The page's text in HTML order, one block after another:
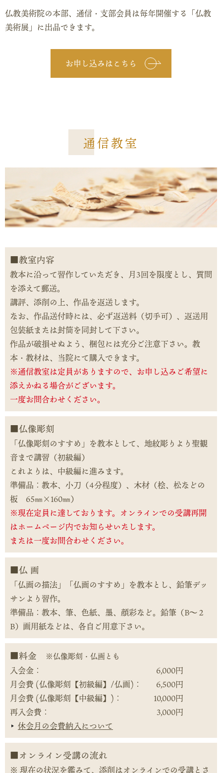
仏教美術院の本部、通信・支部会員は毎年開催する「仏教
美術展」に出品できます。
お申し込みはこちら
通信教室
教室内容
教本に沿って習作していただき、月3回を限度とし、質問
を添えて郵送。
講評、添削の上、作品を返送します。
なお、作品送付時には、必ず返送料（切手可）、返送用
包装紙または封筒を同封して下さい。
作品が破損せぬよう、梱包には充分ご注意下さい。教
本・教材は、当院にて購入できます。
※通信教室は定員がありますので、お申し込みご希望に
添えかねる場合がございます。
一度お問合わせください。
仏像彫刻
「仏像彫刻のすすめ」を教本として、地紋彫りより聖観
音まで講習（初級編）
これよりは、中級編に進みます。
準備品：教本、小刀（4分程度）、木材（桧、松などの
板 65㎜×160㎜）
※現在定員に達しております。オンラインでの受講再開
はホームページ内でお知らせいたします。
または一度お問合わせください。
仏 画
「仏画の描法」「仏画のすすめ」を教本とし、鉛筆デッ
サンより習作。
準備品：教本、筆、色紙、墨、顔彩など。鉛筆（B～２
B）画用紙などは、各自ご用意下さい。
料金 ※仏像彫刻・仏画とも
入会金：
6,000円
月会費 (仏像彫刻【初級編】/仏画)：
6,500円
月会費 (仏像彫刻【中級編】)：
10,000円
再入会費：
3,000円
休会月の会費納入について
オンライン受講の流れ
現在の状況を鑑みて、添削はオンラインでの受講とさ